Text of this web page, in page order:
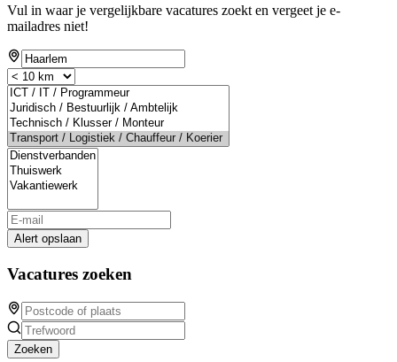
Vul in waar je vergelijkbare vacatures zoekt en vergeet je e-
mailadres niet!
Alert opslaan
Vacatures zoeken
Zoeken